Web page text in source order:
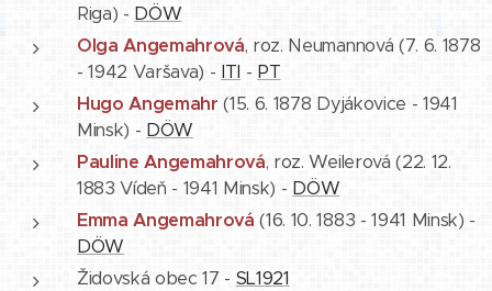
Riga) - DÖW
Olga Angemahrová, roz. Neumannová (7. 6. 1878
- 1942 Varšava) - ITI - PT
Hugo Angemahr (15. 6. 1878 Dyjákovice - 1941
Minsk) - DÖW
Pauline Angemahrová, roz. Weilerová (22. 12.
1883 Vídeň - 1941 Minsk) - DÖW
Emma Angemahrová (16. 10. 1883 - 1941 Minsk) -
DÖW
Židovská obec 17 - SL1921